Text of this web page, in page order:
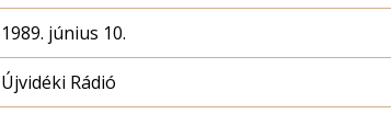
1989. június 10.
Újvidéki Rádió